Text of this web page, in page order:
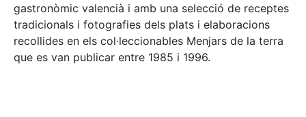
gastronòmic valencià i amb una selecció de receptes
tradicionals i fotografies dels plats i elaboracions
recollides en els col·leccionables Menjars de la terra
que es van publicar entre 1985 i 1996.